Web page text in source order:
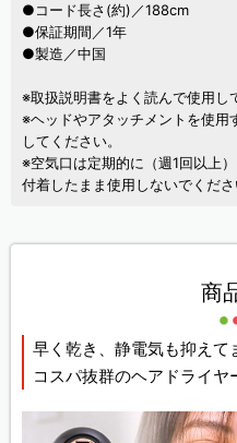
●コード長さ(約)／188cm
●保証期間／1年
●製造／中国
※取扱説明書をよく読んで使用し
※ヘッドやアタッチメントを使用
してください。
※空気口は定期的に（週1回以上
付着したまま使用しないでくださ
商
早く乾き、静電気も抑えて
コスパ抜群のヘアドライヤ